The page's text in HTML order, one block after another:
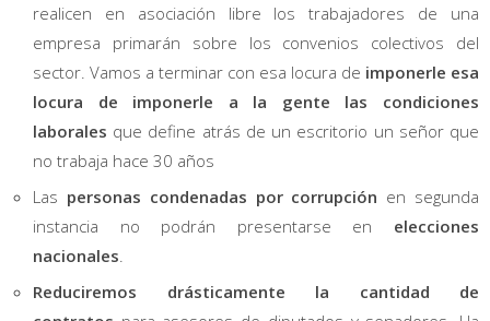
realicen en asociación libre los trabajadores de una
empresa primarán sobre los convenios colectivos del
sector. Vamos a terminar con esa locura de imponerle esa
locura de imponerle a la gente las condiciones
laborales que define atrás de un escritorio un señor que
no trabaja hace 30 años
Las personas condenadas por corrupción en segunda
instancia no podrán presentarse en elecciones
nacionales
Reduciremos drásticamente la cantidad de